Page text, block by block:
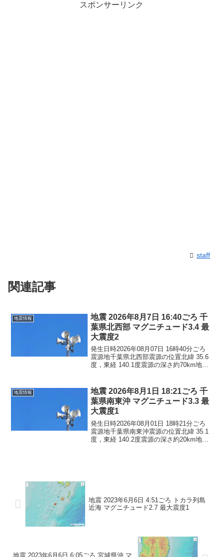
スポンサーリンク
staff
関連記事
地震情報
地震 2026年8月7日 16:40ごろ 千
葉県北西部 マグニチュード3.4 最
大震度2
発生日時2026年08月07日 16時40分ごろ
震源地千葉県北西部震源の位置北緯 35.6
度，東経 140.1度震源の深さ約70km地震
せん。震度2東京都東京練馬...
地震情報
地震 2026年8月1日 18:21ごろ 千
葉県南東沖 マグニチュード3.3 最
大震度1
発生日時2026年08月01日 18時21分ごろ
震源地千葉県南東沖震源の位置北緯 35.1
度，東経 140.2度震源の深さ約20km地震
地震 2023年6月6日 4:51ごろ トカラ列島
近海 マグニチュード2.7 最大震度1
地震 2023年6月6日 6:05ごろ 宮城県沖 マ